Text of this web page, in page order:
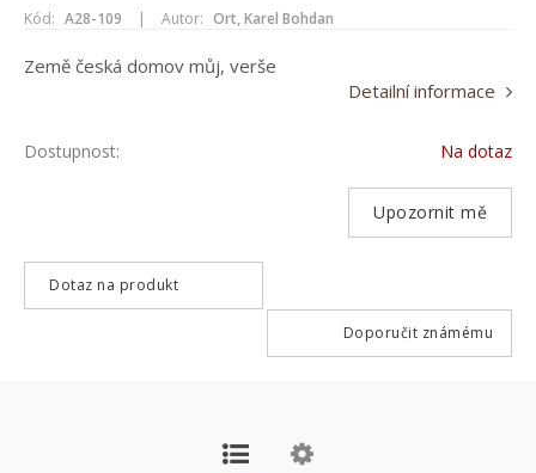
Kód: A28-109 | Autor: Ort, Karel Bohdan
Země česká domov můj, verše
Detailní informace
Dostupnost: Na dotaz
Upozornit mě
Dotaz na produkt
Doporučit známému